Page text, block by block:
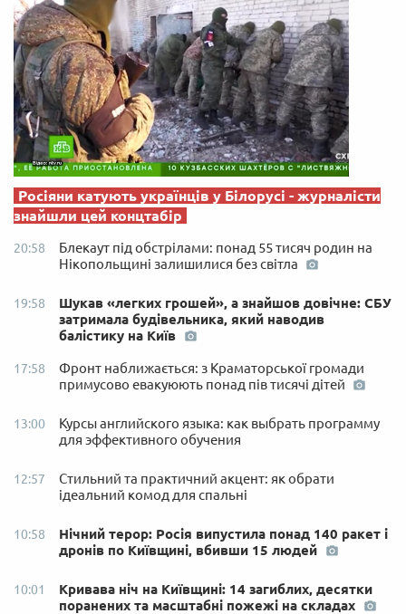
Росіяни катують українців у Білорусі - журналісти
знайшли цей концтабір
20:58
Блекаут під обстрілами: понад 55 тисяч родин на
Нікопольщині залишилися без світла
19:58
Шукав «легких грошей», а знайшов довічне: СБУ
затримала будівельника, який наводив
балістику на Київ
17:58
Фронт наближається: з Краматорської громади
примусово евакуюють понад пів тисячі дітей
13:00
Курсы английского языка: как выбрать программу
для эффективного обучения
12:57
Стильний та практичний акцент: як обрати
ідеальний комод для спальні
10:58
Нічний терор: Росія випустила понад 140 ракет і
дронів по Київщині, вбивши 15 людей
10:01
Кривава ніч на Київщині: 14 загиблих, десятки
поранених та масштабні пожежі на складах